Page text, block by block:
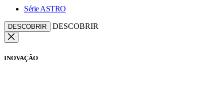
Série ASTRO
DESCOBRIR DESCOBRIR
INOVAÇÃO